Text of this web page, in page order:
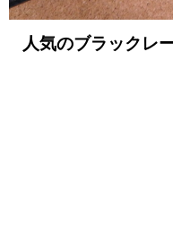
人気のブラックレ